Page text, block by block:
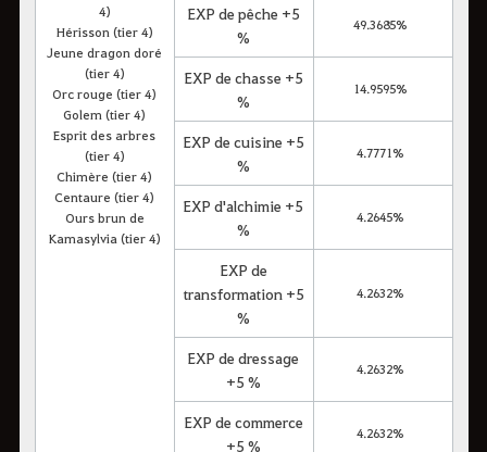
4)
Hérisson (tier 4)
Jeune dragon doré
(tier 4)
Orc rouge (tier 4)
Golem (tier 4)
Esprit des arbres
(tier 4)
Chimère (tier 4)
Centaure (tier 4)
Ours brun de
Kamasylvia (tier 4)
EXP de pêche +5
%
49.3685%
EXP de chasse +5
%
14.9595%
EXP de cuisine +5
%
4.7771%
EXP d'alchimie +5
%
4.2645%
EXP de
transformation +5
%
4.2632%
EXP de dressage
+5 %
4.2632%
EXP de commerce
+5 %
4.2632%